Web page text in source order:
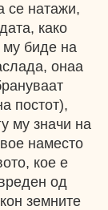
се натажи,
како
му биде на
онаа
постот),
му значи на
наместо
кое е
од
земните